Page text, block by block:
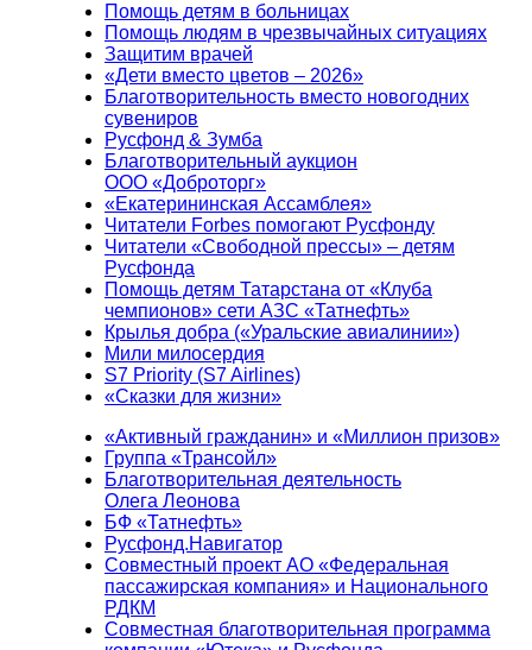
Помощь детям в больницах
Помощь людям в чрезвычайных ситуациях
Защитим врачей
«Дети вместо цветов – 2026»
Благотворительность вместо новогодних
сувениров
Русфонд & Зумба
Благотворительный аукцион
ООО «Доброторг»
«Екатерининская Ассамблея»
Читатели Forbes помогают Русфонду
Читатели «Свободной прессы» – детям
Русфонда
Помощь детям Татарстана от «Клуба
чемпионов» сети АЗС «Татнефть»
Крылья добра («Уральские авиалинии»)
Мили милосердия
S7 Priority (S7 Airlines)
«Сказки для жизни»
«Активный гражданин» и «Миллион призов»
Группа «Трансойл»
Благотворительная деятельность
Олега Леонова
БФ «Татнефть»
Русфонд.Навигатор
Совместный проект АО «Федеральная
пассажирская компания» и Национального
РДКМ
Совместная благотворительная программа